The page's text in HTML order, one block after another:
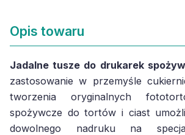
Opis towaru
Jadalne tusze do drukarek
zastosowanie w przemyśle
tworzenia oryginalnych
spożywcze do tortów i ciast
dowolnego nadruku na